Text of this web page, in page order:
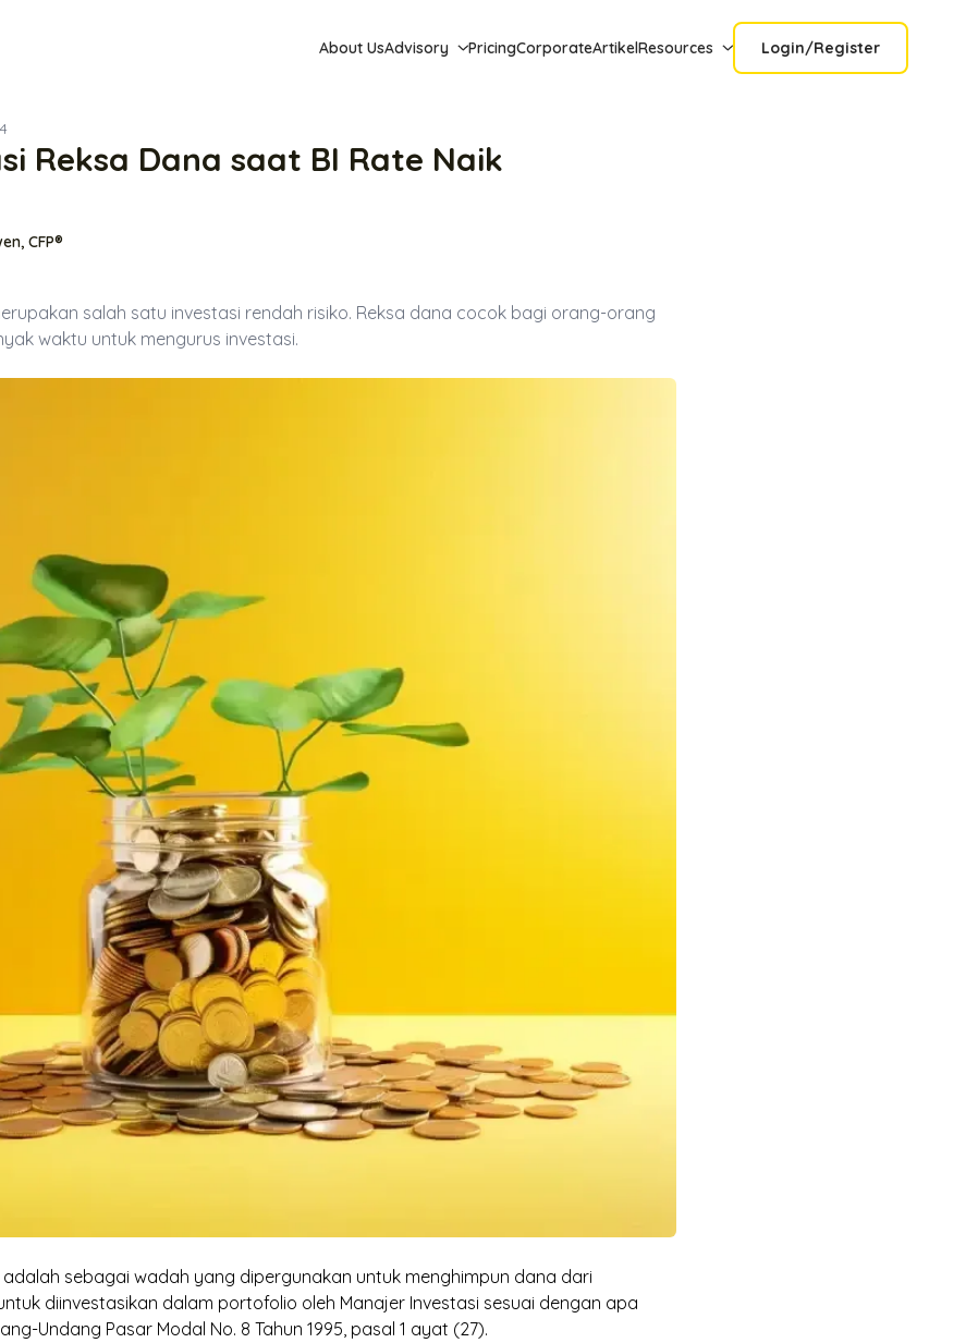
About UsAdvisory PricingCorporateArtikelResources Login/Register
Reksa Dana saat BI Rate Naik
CFP®
salah satu investasi rendah risiko. Reksa dana cocok bagi orang-orang
waktu untuk mengurus investasi.
sebagai wadah yang dipergunakan untuk menghimpun dana dari
diinvestasikan dalam portofolio oleh Manajer Investasi sesuai dengan apa
Undang Pasar Modal No. 8 Tahun 1995, pasal 1 ayat (27).